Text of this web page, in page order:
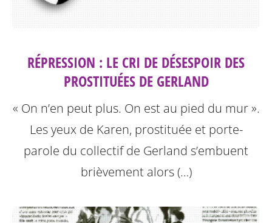
RÉPRESSION : LE CRI DE DÉSESPOIR DES
PROSTITUÉES DE GERLAND
« On n’en peut plus. On est au pied du mur ».
Les yeux de Karen, prostituée et porte-
parole du collectif de Gerland s’embuent
brièvement alors (…)